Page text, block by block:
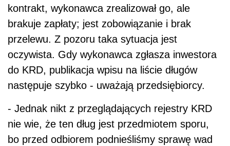
kontrakt, wykonawca zrealizował go, ale
brakuje zapłaty; jest zobowiązanie i brak
przelewu. Z pozoru taka sytuacja jest
oczywista. Gdy wykonawca zgłasza inwestora
do KRD, publikacja wpisu na liście długów
następuje szybko - uważają przedsiębiorcy.
- Jednak nikt z przeglądających rejestry KRD
nie wie, że ten dług jest przedmiotem sporu,
bo przed odbiorem podnieśliśmy sprawę wad